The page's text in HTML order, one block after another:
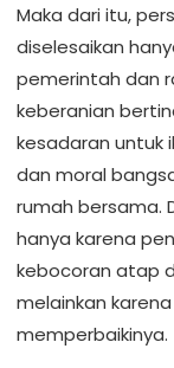
Maka dari itu,
diselesaikan
pemerintah dan
keberanian
kesadaran untuk
dan moral
rumah bersama.
hanya karena
kebocoran atap
melainkan
memperbaikinya.